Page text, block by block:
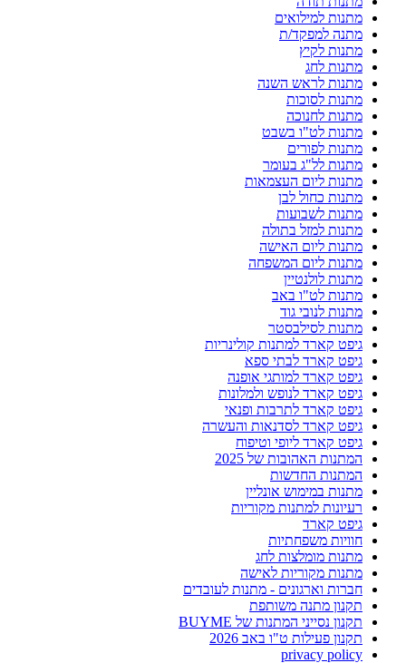
מתנות למילואים
מתנה למפקד/ת
מתנות לקיץ
מתנות לחג
מתנות לראש השנה
מתנות לסוכות
מתנות לחנוכה
מתנות לט"ו בשבט
מתנות לפורים
מתנות לל"ג בעומר
מתנות ליום העצמאות
מתנות כחול לבן
מתנות לשבועות
מתנות למזל בתולה
מתנות ליום האישה
מתנות ליום המשפחה
מתנות לולנטיין
מתנות לט"ו באב
מתנות לנובי גוד
מתנות לסילבסטר
גיפט קארד למתנות קולינריות
גיפט קארד לבתי ספא
גיפט קארד למותגי אופנה
גיפט קארד לנופש ולמלונות
גיפט קארד לתרבות ופנאי
גיפט קארד לסדנאות והעשרה
גיפט קארד ליופי וטיפוח
המתנות האהובות של 2025
המתנות החדשות
מתנות במימוש אונליין
רעיונות למתנות מקוריות
גיפט קארד
חוויות משפחתיות
מתנות מומלצות לחג
מתנות מקוריות לאישה
חברות וארגונים - מתנות לעובדים
תקנון מתנה משותפת
תקנון נסייני המתנות של BUYME
תקנון פעילות ט"ו באב 2026
privacy policy